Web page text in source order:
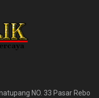
NO. 33 Pasar Rebo